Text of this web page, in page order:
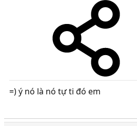
=) ý nó là nó tự ti đó em